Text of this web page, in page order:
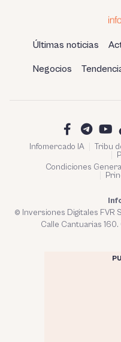
Últimas noticias
Negocios
Infomercado IA Tribu
Condiciones
© Inversiones Digitales FVR
Calle Cantuarias 160.